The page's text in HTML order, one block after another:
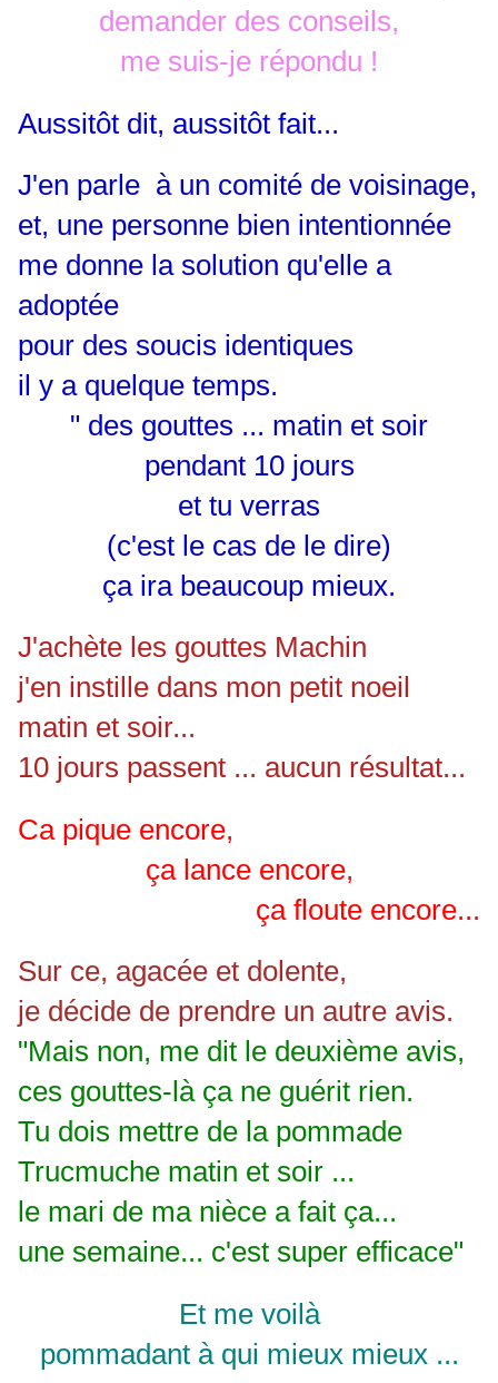
demander des conseils,
me suis-je répondu !
Aussitôt dit, aussitôt fait...
J'en parle à un comité de voisinage,
et, une personne bien intentionnée
me donne la solution qu'elle a
adoptée
pour des soucis identiques
il y a quelque temps.
" des gouttes ... matin et soir
pendant 10 jours
et tu verras
(c'est le cas de le dire)
ça ira beaucoup mieux.
J'achète les gouttes Machin
j'en instille dans mon petit noeil
matin et soir...
10 jours passent ... aucun résultat...
Ca pique encore,
ça lance encore,
ça floute encore...
Sur ce, agacée et dolente,
je décide de prendre un autre avis.
"Mais non, me dit le deuxième avis,
ces gouttes-là ça ne guérit rien.
Tu dois mettre de la pommade
Trucmuche matin et soir ...
le mari de ma nièce a fait ça...
une semaine... c'est super efficace"
Et me voilà
pommadant à qui mieux mieux ...